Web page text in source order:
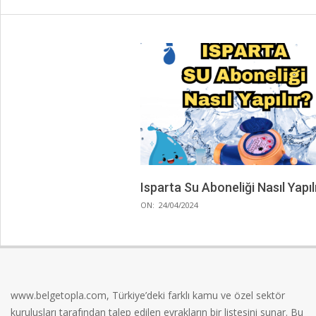
Isparta Su Aboneliği Nasıl
2024-
ON: 24/04/2024
www.belgetopla.com, Türkiye’deki farklı kamu ve özel sektör
kuruluşları tarafından talep edilen evrakların bir listesini sunar. Bu